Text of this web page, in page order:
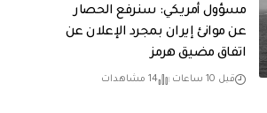
مسؤول أمريكي: سنرفع الحصار
عن موانئ إيران بمجرد الإعلان عن
اتفاق مضيق هرمز
قبل 10 ساعات 14 مشاهدات